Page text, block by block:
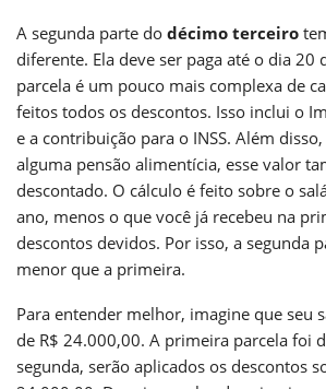
A segunda parte do décimo terceiro
diferente. Ela deve ser paga até o dia 20
parcela é um pouco mais complexa de
feitos todos os descontos. Isso inclui o
e a contribuição para o INSS. Além
alguma pensão alimentícia, esse valor
descontado. O cálculo é feito sobre o
ano, menos o que você já recebeu na
descontos devidos. Por isso, a segunda
menor que a primeira.
Para entender melhor, imagine que seu
de R$ 24.000,00. A primeira parcela foi
segunda, serão aplicados os descontos